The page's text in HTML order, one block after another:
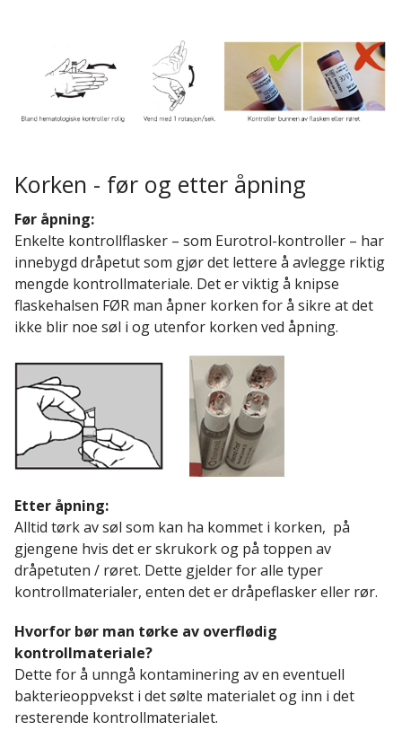
Korken - før og etter åpning
Før åpning:
Enkelte kontrollflasker – som Eurotrol-kontroller – har
innebygd dråpetut som gjør det lettere å avlegge riktig
mengde kontrollmateriale. Det er viktig å knipse
flaskehalsen FØR man åpner korken for å sikre at det
ikke blir noe søl i og utenfor korken ved åpning.
Etter åpning:
Alltid tørk av søl som kan ha kommet i korken, på
gjengene hvis deter skrukork og på toppen av
dråpetuten / røret. Dette gjelder for alle typer
kontrollmaterialer, enten det er dråpeflasker eller rør.
Hvorfor bør man tørke av overflødig
kontrollmateriale?
Dette for å unngå kontaminering av en eventuell
bakterieoppvekst i det sølte materialet og inn i det
resterende kontrollmaterialet.